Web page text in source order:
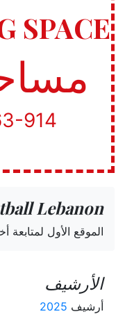
SPACE
914
Lebanon
الموقع الأول لمتابعة
الأرشيف
أرشيف 2025